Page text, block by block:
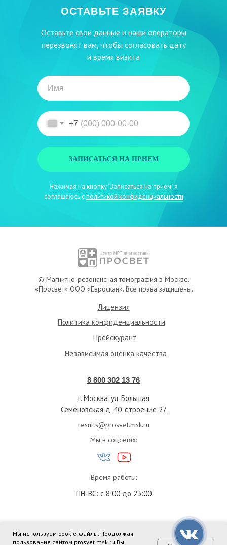
+7
ЗАПИСАТЬСЯ НА ПРИЕМ
Оставьте свои данные и наши операторы
перезвонят вам, чтобы согласовать дату
и время визита
Нажимая на кнопку "Записаться на прием" я
соглашаюсь сполитикой конфиденциальности
ОСТАВЬТЕ ЗАЯВКУ
© Магнитно-резонансная томография в Москве.
«Просвет» ООО «Евроскан». Все права защищены.
MRT
Специалисты
Вопрос-ответ
О центре
Новости
Лицензия
Политика конфиденциальности
г. Москва, ул. Большая
Семёновская д. 40, строение 27
Мы в соцсетях:
ПН-ВС: с 8:00 до 23:00
Время работы:
ВНИМАНИЕ, ИМЕЮТСЯ
8 800 302 13 76
Акции
results@prosvet.msk.ru
Прейскурант
Независимая оценка качества
Мы используем cookie-файлы. Продолжая
пользование сайтом prosvet.msk.ru Вы